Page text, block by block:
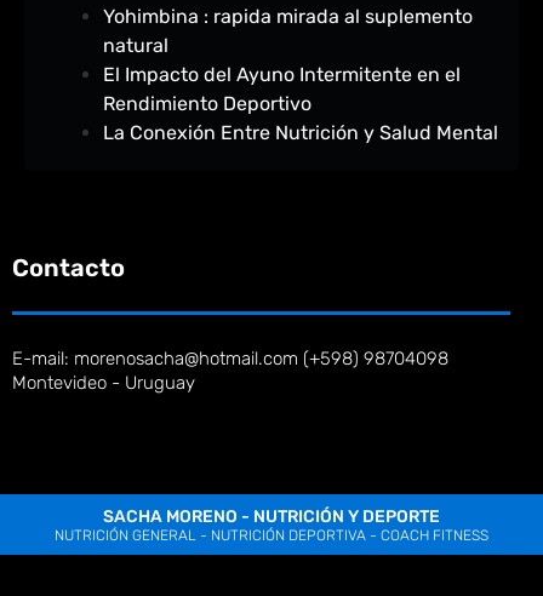
Yohimbina : rapida mirada al suplemento
natural
El Impacto del Ayuno Intermitente en el
Rendimiento Deportivo
La Conexión Entre Nutrición y Salud Mental
Contacto
E-mail: morenosacha@hotmail.com (+598) 98704098
Montevideo - Uruguay
SACHA MORENO - NUTRICIÓN Y DEPORTE
NUTRICIÓN GENERAL - NUTRICIÓN DEPORTIVA - COACH FITNESS